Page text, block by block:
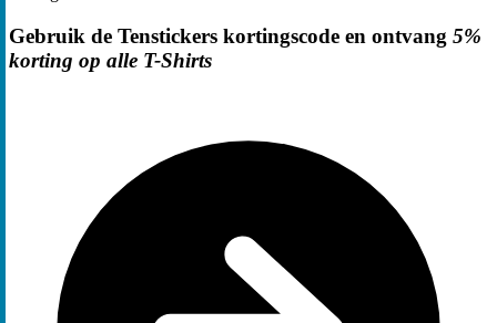
Gebruik de Tenstickers kortingscode en ontvang 5%
korting op alle T-Shirts